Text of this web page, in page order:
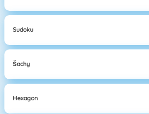
Sudoku
Šachy
Hexagon